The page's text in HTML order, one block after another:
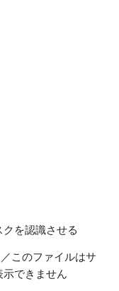
を認識させる
このファイルはサ
できません